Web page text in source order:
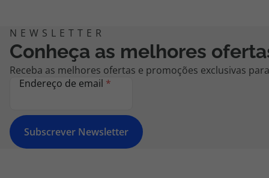
Conheça as melhores
Receba as melhores ofertas e promoções exclusivas
Endereço de email *
Subscrever Newsletter